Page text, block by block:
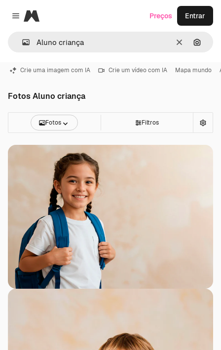
Close menu
Magnific
Limpar
Preços Entrar
Crie uma imagem com IA Crie um vídeo com IA Mapa mundo
Fotos Aluno criança
Fotos Filtros